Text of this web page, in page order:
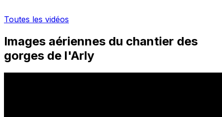
Toutes les vidéos
Images aériennes du chantier des
gorges de l'Arly